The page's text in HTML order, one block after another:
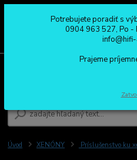
0904 963 527
Po - Pia: 08:00 - 16:00
Úvod XENÓNY Príslušenstvo ku
Potrebujete poradiť s
0904 963 527, Po -
Prajeme